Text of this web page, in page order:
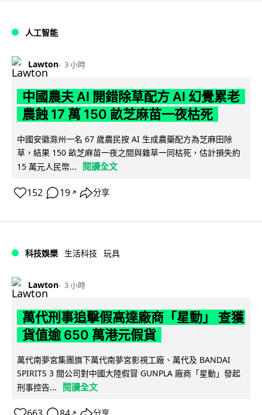
人工智能
Lawton 3 小時
中國農夫 AI 開錯除草配方 AI 幻覺累老
農蝕 17 萬 150 畝芝麻苗一夜枯死
中國安徽滁州一名 67 歲農民按 AI 生成農藥配方為芝麻田除
草，結果 150 畝芝麻苗一夜之間與雜草一同枯死，估計損失約
15 萬元人民幣...
閱讀全文
152 19 ↗ 分享
科技娛樂 生活科技 玩具
Lawton 3 小時
萬代刑事追擊假高達廠商「星動」 查獲
貨值逾 650 萬港元假貨
萬代南夢宮集團旗下萬代南夢宮影視工廠、萬代及 BANDAI
SPIRITS 3 間公司對中國大陸假冒 GUNPLA 廠商「星動」發起
刑事控告...
閱讀全文
↗